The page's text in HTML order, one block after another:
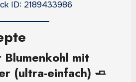
ID: 2189433986
mit
(ultra-einfach) 🧈